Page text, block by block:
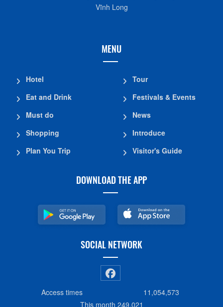
Vĩnh Long
MENU
Hotel
Eat and Drink
Must do
Shopping
Plan You Trip
Tour
Festivals & Events
News
Introduce
Visitor's Guide
DOWNLOAD THE APP
SOCIAL NETWORK
Access times
11,054,573
This month 249,021